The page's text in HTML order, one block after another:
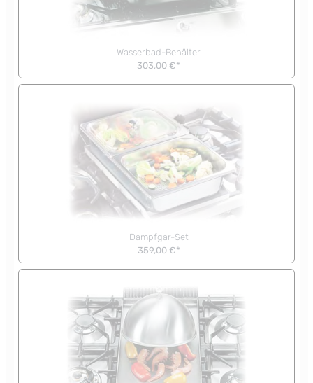
Wasserbad-Behälter
303,00 €*
Dampfgar-Set
359,00 €*